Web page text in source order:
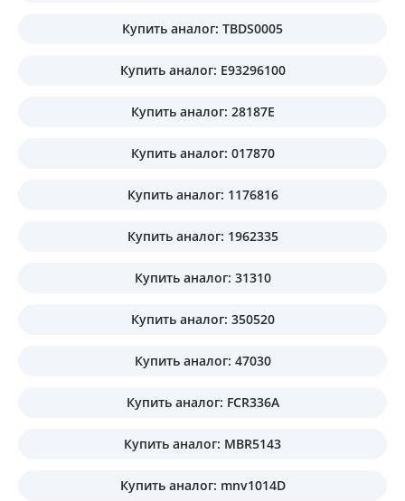
Купить аналог: TBDS0005
Купить аналог: E93296100
Купить аналог: 28187E
Купить аналог: 017870
Купить аналог: 1176816
Купить аналог: 1962335
Купить аналог: 31310
Купить аналог: 350520
Купить аналог: 47030
Купить аналог: FCR336A
Купить аналог: MBR5143
Купить аналог: mnv1014D